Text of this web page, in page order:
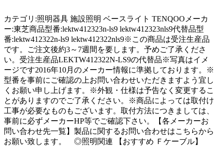
カテゴリ:照明器具 施設照明 ベースライト TENQOOメーカ
ー:東芝商品型番:lektw412323n-ls9 lektw412323nls9代替品型
番:lektw412322n-ls9 lektw412322nls9※この商品は受注生産品
です。ご注文後約3～7週間を要します。予めご了承くださ
い。受注生産品LEKTW412322N-LS9の代替品※写真はイメ
ージです2016年10月のメーカー情報に準拠しております。※
型番を事前にご確認の上お問い合わせいただきますよう宜し
くお願い申し上げます。※外観・仕様は予告なく変更するこ
とがありますのでご了承ください。※商品によっては取付け
工事が必要なものもございます。取付方法につきましては、
事前に必ずメーカーHP等でご確認下さい。【各メーカーお
問い合わせ先一覧】製品に関するお問い合わせはこちらから
お願い致します。 ◎照明関連 【おすすめ Ｆケーブル】